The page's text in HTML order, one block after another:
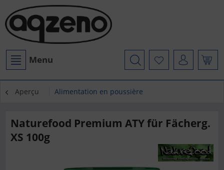
Menu
Aperçu Alimentation en poussière
Naturefood Premium ATY für Fächerg.
XS 100g